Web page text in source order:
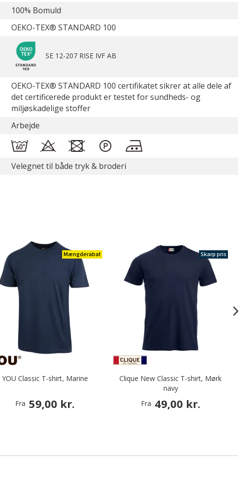
100% Bomuld
OEKO-TEX® STANDARD 100
SE 12-207 RISE IVF AB
OEKO-TEX® STANDARD 100 certifikatet sikrer at alle dele af
det certificerede produkt er testet for sundheds- og
miljøskadelige stoffer
Arbejde
Velegnet til både tryk & broderi
Mængderabat
YOU Classic T-shirt, Marine
Fra 59,00 kr.
Skarp pris
Clique New Classic T-shirt, Mørk
navy
Fra 49,00 kr.